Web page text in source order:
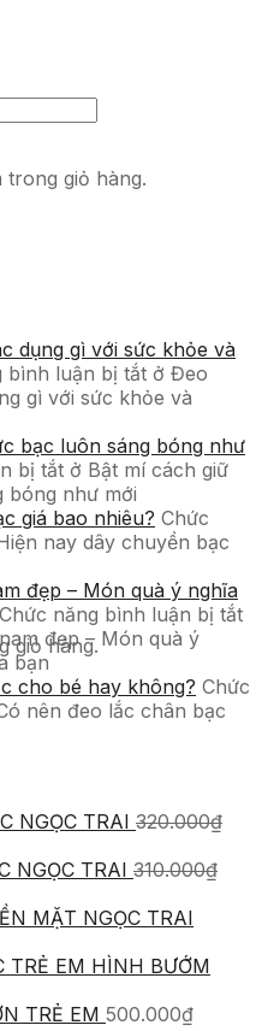
trong giỏ hàng.
giỏ hàng.
dụng gì với sức khỏe và
bình luận bị tắt ở Đeo
gì với sức khỏe và
bạc luôn sáng bóng như
bị tắt ở Bật mí cách giữ
bóng như mới
giá bao nhiêu? Chức
nay dây chuyền bạc
đẹp – Món quà ý nghĩa
Chức năng bình luận bị tắt
đẹp – Món quà ý
bạn
cho bé hay không? Chức
nên đeo lắc chân bạc
NGỌC TRAI 320.000₫
NGỌC TRAI 310.000₫
MẶT NGỌC TRAI
TRẺ EM HÌNH BƯỚM
TRẺ EM 500.000₫